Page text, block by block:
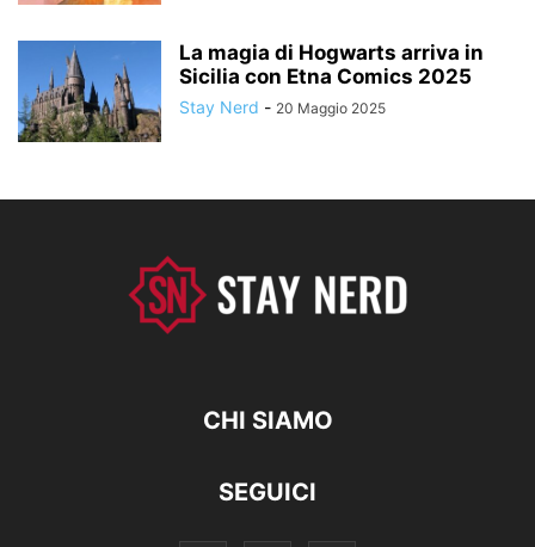
La magia di Hogwarts arriva in
Sicilia con Etna Comics 2025
Stay Nerd - 20 Maggio 2025
CHI SIAMO
SEGUICI